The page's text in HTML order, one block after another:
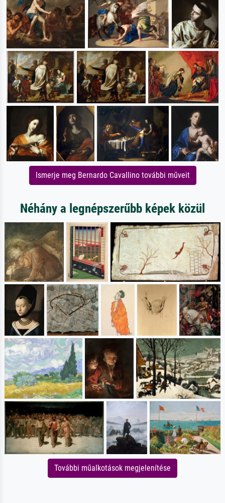
Ismerje meg Bernardo Cavallino további műveit
Néhány a legnépszerűbb képek közül
További műalkotások megjelenítése